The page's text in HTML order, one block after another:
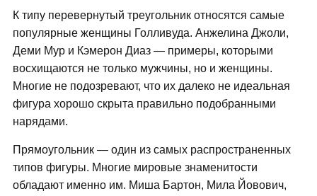
К типу перевернутый треугольник относятся самые
популярные женщины Голливуда. Анжелина Джоли,
Деми Мур и Кэмерон Диаз — примеры, которыми
восхищаются не только мужчины, но и женщины.
Многие не подозревают, что их далеко не идеальная
фигура хорошо скрыта правильно подобранными
нарядами.
Прямоугольник — один из самых распространенных
типов фигуры. Многие мировые знаменитости
обладают именно им. Миша Бартон, Мила Йовович,